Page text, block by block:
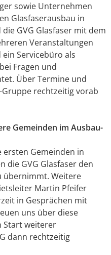
sowie Unternehmen
Glasfaserausbau in
GVG Glasfaser mit dem
Veranstaltungen
Servicebüro als
Fragen und
Über Termine und
rechtzeitig vorab
Gemeinden im Ausbau-
ersten Gemeinden in
die GVG Glasfaser den
übernimmt. Weitere
Martin Pfeifer
in Gesprächen mit
uns über diese
Start weiterer
dann rechtzeitig